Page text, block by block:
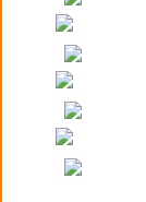
COPYRIGHT© viva-amg-